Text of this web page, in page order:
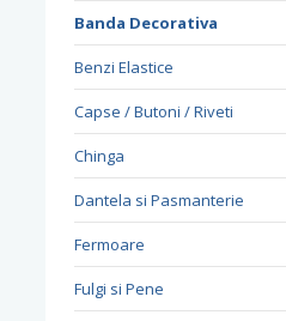
Banda Decorativa
Benzi Elastice
Capse / Butoni / Riveti
Chinga
Dantela si Pasmanterie
Fermoare
Fulgi si Pene